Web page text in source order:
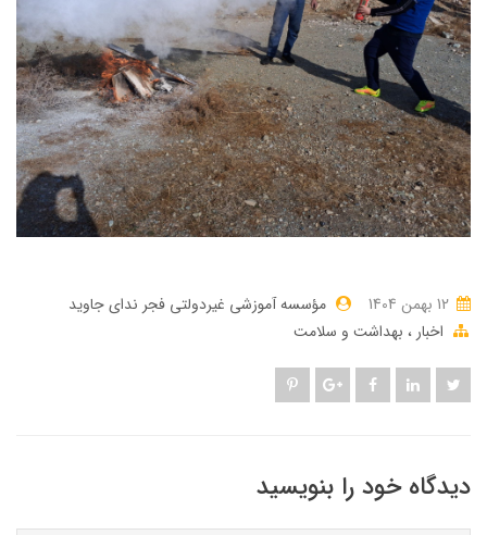
مؤسسه آموزشی غیردولتی فجر ندای جاوید
اخبار
بهداشت و سلامت
دیدگاه خود را بنویسید